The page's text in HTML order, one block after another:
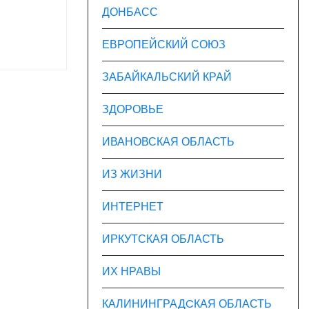
ДОНБАСС
ЕВРОПЕЙСКИЙ СОЮЗ
ЗАБАЙКАЛЬСКИЙ КРАЙ
ЗДОРОВЬЕ
ИВАНОВСКАЯ ОБЛАСТЬ
ИЗ ЖИЗНИ
ИНТЕРНЕТ
ИРКУТСКАЯ ОБЛАСТЬ
ИХ НРАВЫ
КАЛИНИНГРАДCКАЯ ОБЛАСТЬ